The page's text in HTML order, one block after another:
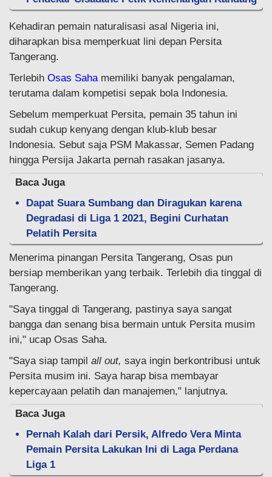
Kehadiran pemain naturalisasi asal Nigeria ini,
diharapkan bisa memperkuat lini depan Persita
Tangerang.
Terlebih Osas Saha memiliki banyak pengalaman,
terutama dalam kompetisi sepak bola Indonesia.
Sebelum memperkuat Persita, pemain 35 tahun ini
sudah cukup kenyang dengan klub-klub besar
Indonesia. Sebut saja PSM Makassar, Semen Padang
hingga Persija Jakarta pernah rasakan jasanya.
Baca Juga
Dapat Suara Sumbang dan Diragukan karena
Degradasi di Liga 1 2021, Begini Curhatan
Pelatih Persita
Menerima pinangan Persita Tangerang, Osas pun
bersiap memberikan yang terbaik. Terlebih dia tinggal di
Tangerang.
"Saya tinggal di Tangerang, pastinya saya sangat
bangga dan senang bisa bermain untuk Persita musim
ini," ucap Osas Saha.
"Saya siap tampil all out, saya ingin berkontribusi untuk
Persita musim ini. Saya harap bisa membayar
kepercayaan pelatih dan manajemen," lanjutnya.
Baca Juga
Pernah Kalah dari Persik, Alfredo Vera Minta
Pemain Persita Lakukan Ini di Laga Perdana
Liga 1